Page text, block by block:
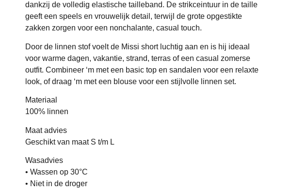
dankzij de volledig elastische tailleband. De strikceintuur in de taille
geeft een speels en vrouwelijk detail, terwijl de grote opgestikte
zakken zorgen voor een nonchalante, casual touch.
Door de linnen stof voelt de Missi short luchtig aan en is hij ideaal
voor warme dagen, vakantie, strand, terras of een casual zomerse
outfit. Combineer ‘m met een basic top en sandalen voor een relaxte
look, of draag ‘m met een blouse voor een stijlvolle linnen set.
Materiaal
100% linnen
Maat advies
Geschikt van maat S t/m L
Wasadvies
• Wassen op 30°C
• Niet in de droger